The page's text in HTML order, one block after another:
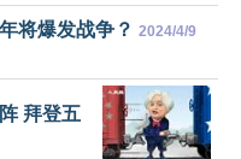
将爆发战争？ 2024/4/9
拜登五